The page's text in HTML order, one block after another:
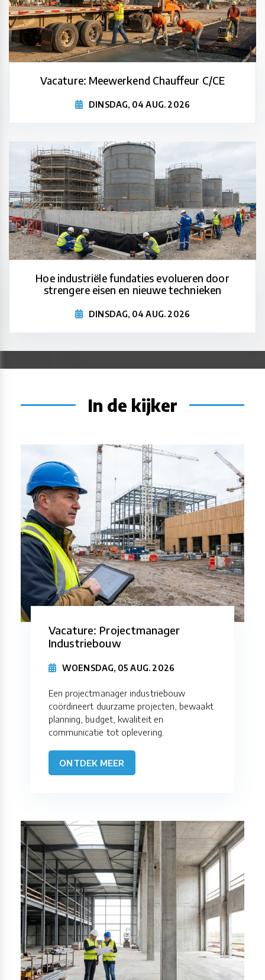
Vacature: Meewerkend Chauffeur C/CE
DINSDAG, 04 AUG. 2026
Hoe industriële fundaties evolueren door
strengere eisen en nieuwe technieken
DINSDAG, 04 AUG. 2026
In de kijker
Vacature: Projectmanager
Industriebouw
WOENSDAG, 05 AUG. 2026
Een projectmanager industriebouw
coördineert duurzame projecten, bewaakt
planning, budget, kwaliteit en
communicatie tot oplevering.
ONTDEK MEER